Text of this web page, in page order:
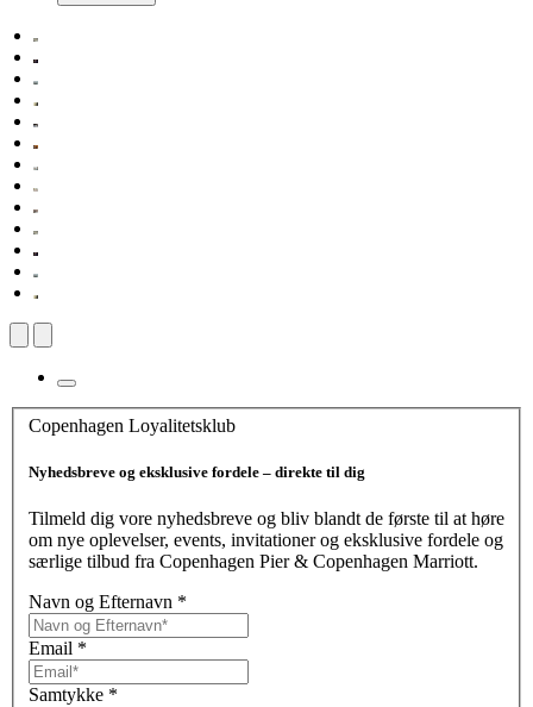
Copenhagen Loyalitetsklub
Nyhedsbreve og eksklusive fordele – direkte til dig
Tilmeld dig vore nyhedsbreve og bliv blandt de første til at høre
om nye oplevelser, events, invitationer og eksklusive fordele og
særlige tilbud fra Copenhagen Pier & Copenhagen Marriott.
Navn og Efternavn *
Email *
Samtykke *